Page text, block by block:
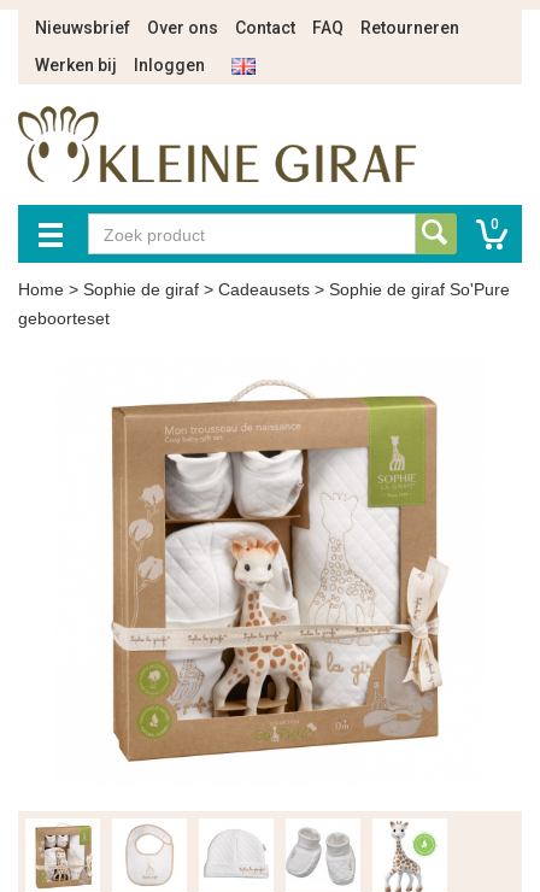
Nieuwsbrief Over ons Contact FAQ
Retourneren
Werken bij
Inloggen
0
Home > Sophie de giraf > Cadeausets > Sophie de giraf So'Pure
geboorteset